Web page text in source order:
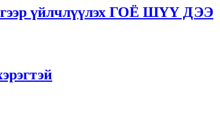
үйлчлүүлэх ГОЁ ШҮҮ ДЭЭ